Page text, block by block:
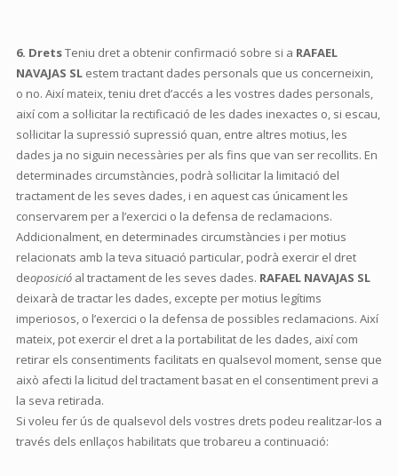
6. DretsTeniu dret a obtenir confirmació sobre si a RAFAEL
NAVAJAS SLestem tractant dades personals que us concerneixin,
o no. Així mateix, teniu dret d’accés a les vostres dades personals,
així com a sol·licitar la rectificació de les dades inexactes o, si escau,
sol·licitar la supressió supressió quan, entre altres motius, les
dades ja no siguin necessàries per als fins que van ser recollits. En
determinades circumstàncies, podrà sol·licitar la limitació del
tractament de les seves dades, i en aquest cas únicament les
conservarem per a l’exercici o la defensa de reclamacions.
Addicionalment, en determinades circumstàncies i per motius
relacionats amb la teva situació particular, podrà exercir el dret
deoposicióal tractament de les seves dades. RAFAEL NAVAJAS SL
deixarà de tractar les dades, excepte per motius legítims
imperiosos, o l’exercici o la defensa de possibles reclamacions. Així
mateix, pot exercir el dret a la portabilitat de les dades, així com
retirar els consentiments facilitats en qualsevol moment, sense que
això afecti la licitud del tractament basat en el consentiment previ a
la seva retirada.
Si voleu fer ús de qualsevol dels vostres drets podeu realitzar-los a
través dels enllaços habilitats que trobareu a continuació: